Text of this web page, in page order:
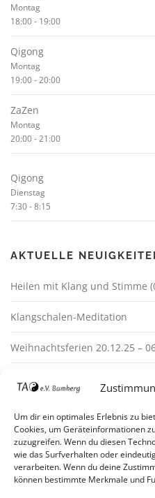
Um dir ein optimales Erlebnis zu
Cookies, um Geräteinformationen
zuzugreifen. Wenn du diesen
wie das Surfverhalten oder
verarbeiten. Wenn du deine
können bestimmte Merkmale und
Montag
18:00- 19:00
Qigong
Montag
19:00-20:00
ZaZen
Montag
20:00-21:00
Qigong
Dienstag
7:30-8:15
AKTUELLE
Heilen mit Klang und Stimme
Klangschalen-Meditation
Weihnachtsferien 20.12.25 –
Impressum